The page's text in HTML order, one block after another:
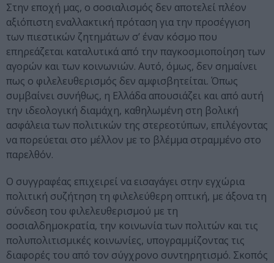
Στην εποχή μας, ο σοσιαλισμός δεν αποτελεί πλέον
αξιόπιστη εναλλακτική πρόταση για την προσέγγιση
των πιεστικών ζητημάτων σ’ έναν κόσμο που
επηρεάζεται καταλυτικά από την παγκοσμιοποίηση των
αγορών και των κοινωνιών. Αυτό, όμως, δεν σημαίνει
πως ο φιλελευθερισμός δεν αμφισβητείται. Όπως
συμβαίνει συνήθως, η Ελλάδα απουσιάζει και από αυτή
την ιδεολογική διαμάχη, καθηλωμένη στη βολική
ασφάλεια των πολιτικών της στερεοτύπων, επιλέγοντας
να πορεύεται στο μέλλον με το βλέμμα στραμμένο στο
παρελθόν.
Ο συγγραφέας επιχειρεί να εισαγάγει στην εγχώρια
πολιτική συζήτηση τη φιλελεύθερη οπτική, με άξονα τη
σύνδεση του φιλελευθερισμού με τη
σοσιαλδημοκρατία, την κοινωνία των πολιτών και τις
πολυπολιτισμικές κοινωνίες, υπογραμμίζοντας τις
διαφορές του από τον σύγχρονο συντηρητισμό. Σκοπός